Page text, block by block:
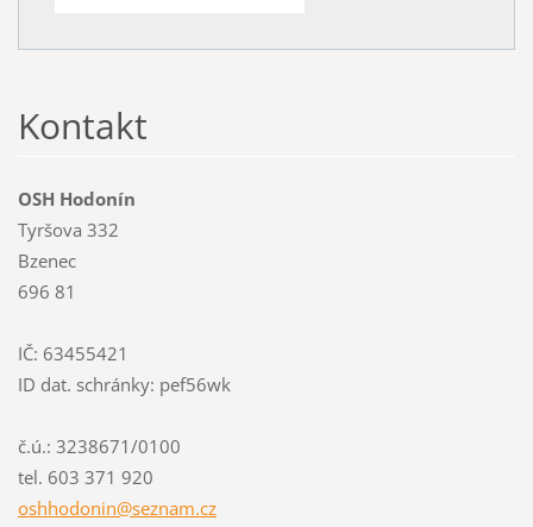
Kontakt
OSH Hodonín
Tyršova 332
Bzenec
696 81
IČ: 63455421
ID dat. schránky: pef56wk
č.ú.: 3238671/0100
tel. 603 371 920
oshhodonin@seznam.cz